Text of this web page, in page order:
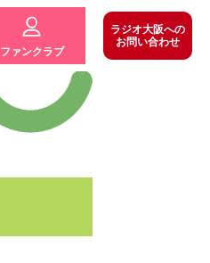
ファンクラブ
ラジオ大阪への
お問い合わせ